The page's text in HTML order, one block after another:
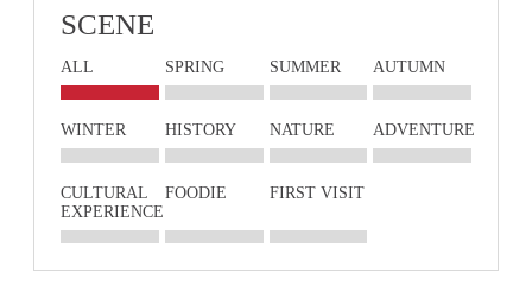
SCENE
ALL SPRING SUMMER AUTUMN
WINTER HISTORY NATURE ADVENTURE
CULTURAL
EXPERIENCE
FOODIE FIRST VISIT